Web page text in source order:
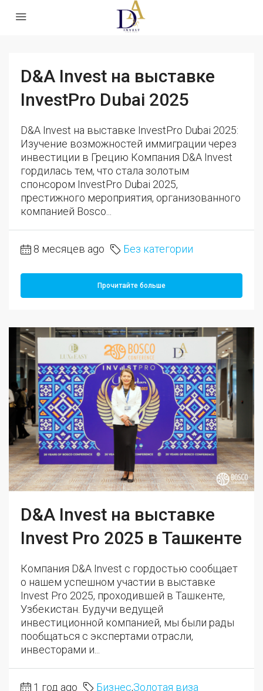
D&A Invest на выставке
InvestPro Dubai 2025
D&A Invest на выставке InvestPro Dubai 2025:
Изучение возможностей иммиграции через
инвестиции в Грецию Компания D&A Invest
гордилась тем, что стала золотым
спонсором InvestPro Dubai 2025,
престижного мероприятия, организованного
компанией Bosco...
8 месяцев ago Без категории
Прочитайте больше
D&A Invest на выставке
Invest Pro 2025 в Ташкенте
Компания D&A Invest с гордостью сообщает
о нашем успешном участии в выставке
Invest Pro 2025, проходившей в Ташкенте,
Узбекистан. Будучи ведущей
инвестиционной компанией, мы были рады
пообщаться с экспертами отрасли,
инвесторами и...
1 год ago Бизнес,Золотая виза